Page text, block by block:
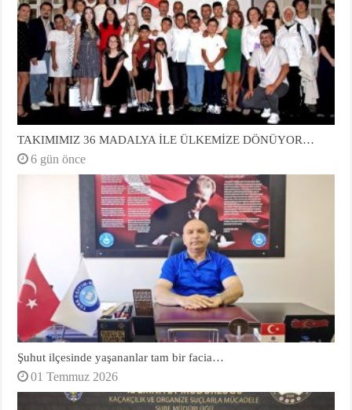
TAKIMIMIZ 36 MADALYA İLE ÜLKEMİZE DÖNÜYOR…
6 gün önce
Şuhut ilçesinde yaşananlar tam bir facia…
01 Temmuz 2026